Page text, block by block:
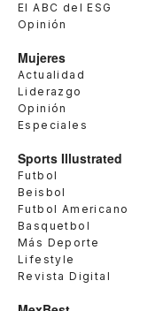
El ABC del ESG
Opinión
Mujeres
Actualidad
Liderazgo
Opinión
Especiales
Sports Illustrated
Futbol
Beisbol
Futbol Americano
Basquetbol
Más Deporte
Lifestyle
Revista Digital